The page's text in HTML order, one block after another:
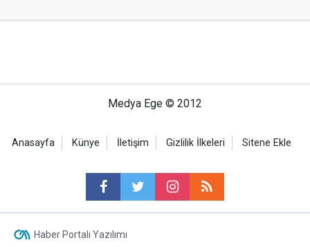
Medya Ege © 2012
Anasayfa Künye İletişim Gizlilik İlkeleri Sitene Ekle
Haber Portalı Yazılımı